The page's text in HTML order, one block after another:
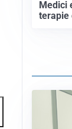
Medici
terapie